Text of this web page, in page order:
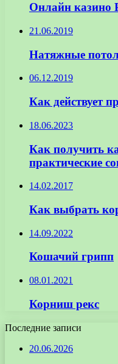
Онлайн казино
21.06.2019
Натяжные
06.12.2019
Как действует
18.06.2023
Как получить
практические
14.02.2017
Как выбрать
14.09.2022
Кошачий грипп
08.01.2021
Корниш рекс
Последние записи
20.06.2026